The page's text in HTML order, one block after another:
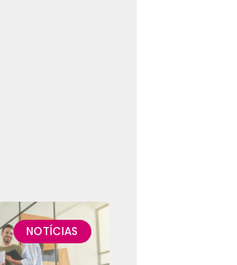
NOTÍCIAS